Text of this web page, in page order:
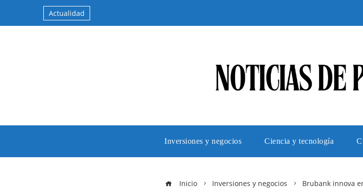
Actualidad
Inversiones y negocios Ciencia y tecnología
Inicio Inversiones y negocios Brubank innova